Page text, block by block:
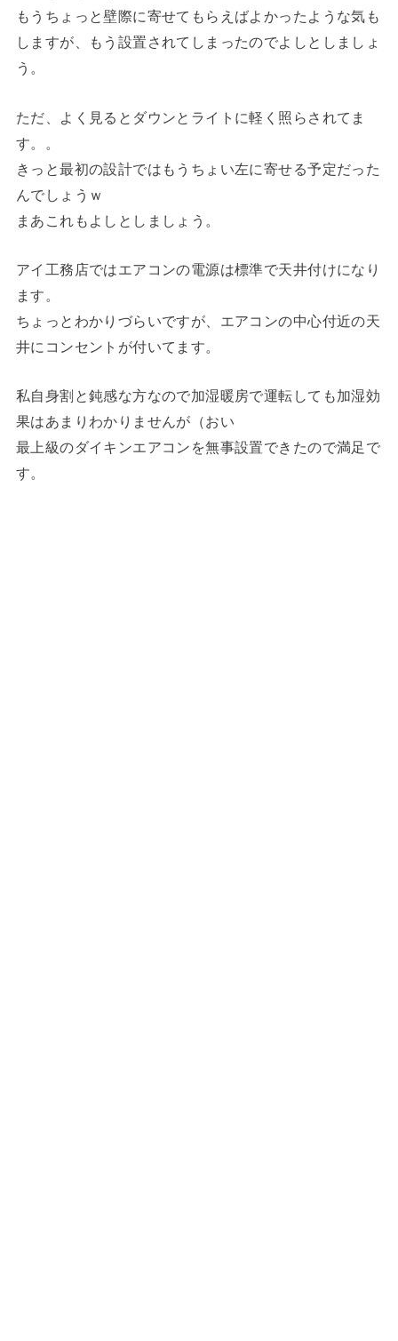
もうちょっと壁際に寄せてもらえばよかったような気も
しますが、もう設置されてしまったのでよしとしましょ
う。
ただ、よく見るとダウンとライトに軽く照らされてま
す。。
きっと最初の設計ではもうちょい左に寄せる予定だった
んでしょうｗ
まあこれもよしとしましょう。
アイ工務店ではエアコンの電源は標準で天井付けになり
ます。
ちょっとわかりづらいですが、エアコンの中心付近の天
井にコンセントが付いてます。
私自身割と鈍感な方なので加湿暖房で運転しても加湿効
果はあまりわかりませんが（おい
最上級のダイキンエアコンを無事設置できたので満足で
す。